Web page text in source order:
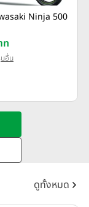
Ninja 500
ท
นอื่น
ดูทั้งหมด